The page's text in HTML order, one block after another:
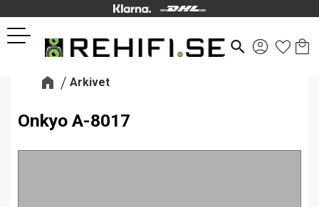
Meny
search
Arkivet
Onkyo A-8017